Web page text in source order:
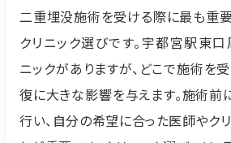
二重埋没施術を受ける際に最も重
クリニック選びです。宇都宮駅東
ニックがありますが、どこで施術を
復に大きな影響を与えます。施術
行い、自分の希望に合った医師やク